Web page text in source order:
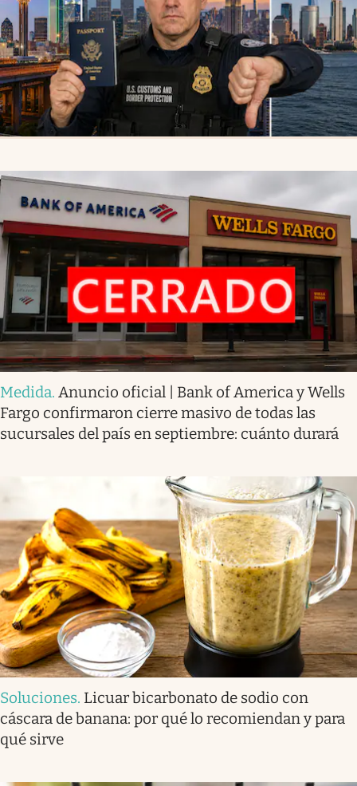
Medida. Anuncio oficial | Bank of America y Wells
Fargo confirmaron cierre masivo de todas las
sucursales del país en septiembre: cuánto durará
Soluciones. Licuar bicarbonato de sodio con
cáscara de banana: por qué lo recomiendan y para
qué sirve